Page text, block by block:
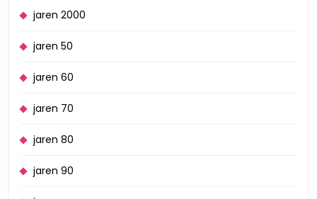
jaren 2000
jaren 50
jaren 60
jaren 70
jaren 80
jaren 90